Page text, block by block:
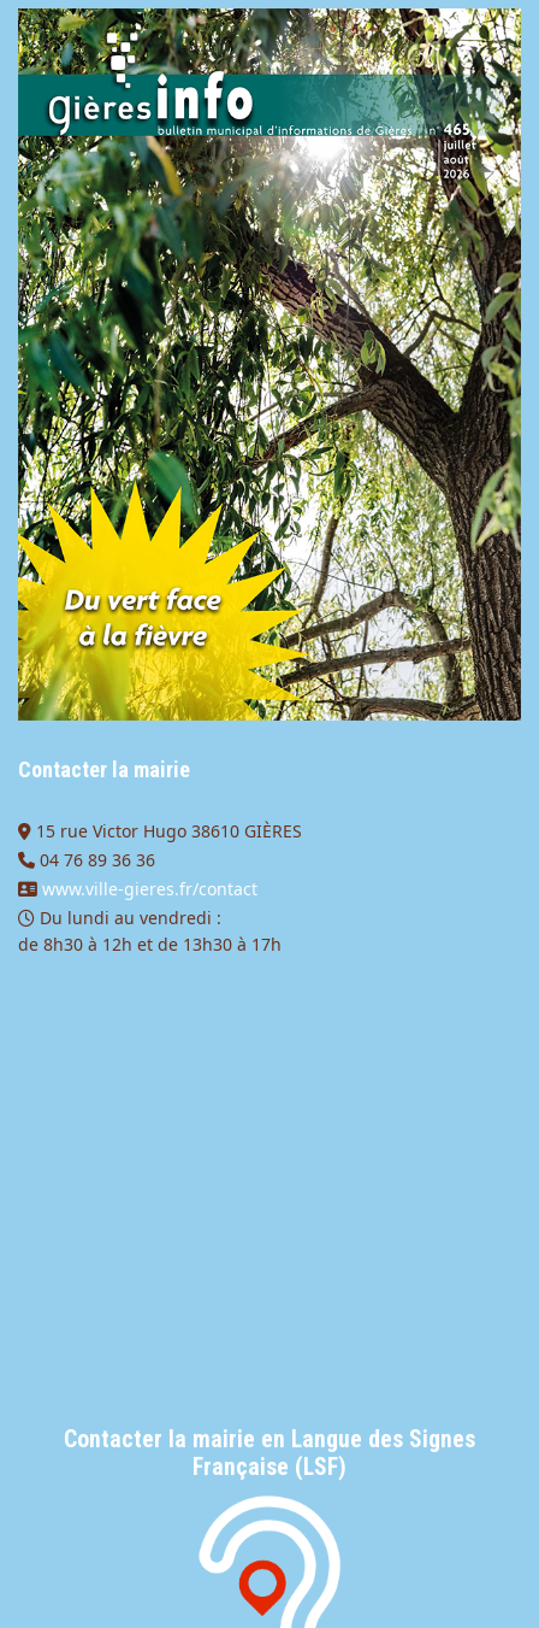
Contacter la mairie
15 rue Victor Hugo 38610 GIÈRES
04 76 89 36 36
www.ville-gieres.fr/contact
Du lundi au vendredi :
de 8h30 à 12h et de 13h30 à 17h
Contacter la mairie en Langue des Signes
Française (LSF)